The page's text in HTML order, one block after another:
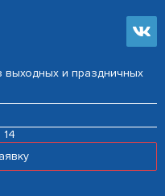
выходных и праздничных